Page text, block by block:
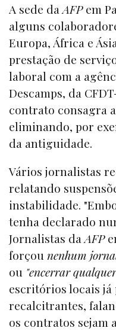
A sede daAFPem
alguns
Europa, África e
prestação de
laboral com a
Descamps, da
contrato consagra
eliminando, por
da antiguidade.
Vários jornalistas
relatando
instabilidade.
tenha declarado
Jornalistas daAFP
forçou nenhum
ou "encerrar
escritórios locais
recalcitrantes,
os contratos sejam